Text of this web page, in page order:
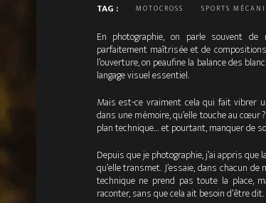
TAG : MOTOCROSS SPORTS
En photographie, on parle souvent
parfaitement maîtrisée et de
l’ouverture, on peaufine la balance des
langage visuel essentiel.
Mais est-ce vraiment cela qui fait vibrer
dans une mémoire, qu’elle touche au
plan technique… et pourtant, manquer de
Depuis que je photographie, j’ai appris
qu’elle transmet. J’essaie, dans chacun
technique ne prend pas toute la place,
raconter, sans que cela ait besoin d’être dit.